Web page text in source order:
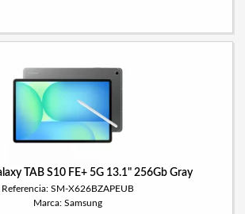
TAB S10 FE+ 5G 13.1" 256Gb Gray
Referencia: SM-X626BZAPEUB
Marca: Samsung